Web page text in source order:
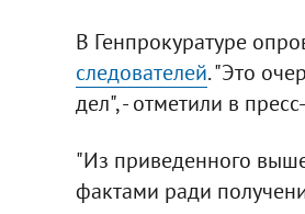
В Генпрокуратуре
следователей. "Это
дел", - отметили в
"Из приведенного
фактами ради